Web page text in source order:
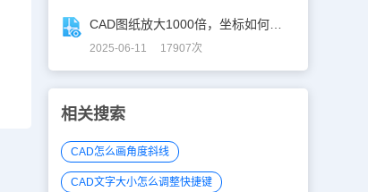
2025-06-11 17907次
相关搜索
CAD怎么画角度斜线
CAD文字大小怎么调整快捷键